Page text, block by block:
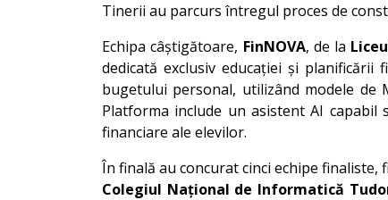
Tinerii au parcurs întregul proces de
Echipa câștigătoare, FinNOVA, de la
dedicată exclusiv educației și
bugetului personal, utilizând modele de
Platforma include un asistent AI
financiare ale elevilor.
În finală au concurat cinci echipe finaliste,
Colegiul Național de Informatică